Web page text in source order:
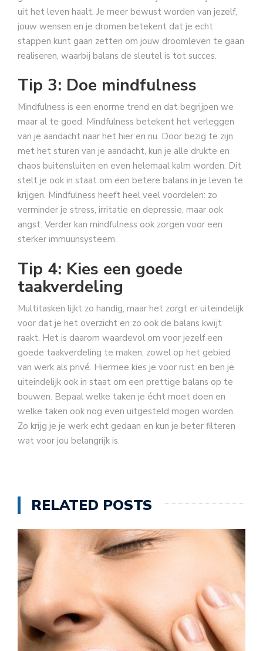
uit het leven haalt. Je meer bewust worden van jezelf,
jouw wensen en je dromen betekent dat je echt
stappen kunt gaan zetten om jouw droomleven te gaan
realiseren, waarbij balans de sleutel is tot succes.
Tip 3: Doe mindfulness
Mindfulness is een enorme trend en dat begrijpen we
maar al te goed. Mindfulness betekent het verleggen
van je aandacht naar het hier en nu. Door bezig te zijn
met het sturen van je aandacht, kun je alle drukte en
chaos buitensluiten en even helemaal kalm worden. Dit
stelt je ook in staat om een betere balans in je leven te
krijgen. Mindfulness heeft heel veel voordelen: zo
verminder je stress, irritatie en depressie, maar ook
angst. Verder kan mindfulness ook zorgen voor een
sterker immuunsysteem.
Tip 4: Kies een goede
taakverdeling
Multitasken lijkt zo handig, maar het zorgt er uiteindelijk
voor dat je het overzicht en zo ook de balans kwijt
raakt. Het is daarom waardevol om voor jezelf een
goede taakverdeling te maken, zowel op het gebied
van werk als privé. Hiermee kies je voor rust en ben je
uiteindelijk ook in staat om een prettige balans op te
bouwen. Bepaal welke taken je écht moet doen en
welke taken ook nog even uitgesteld mogen worden.
Zo krijg je je werk echt gedaan en kun je beter filteren
wat voor jou belangrijk is.
RELATED POSTS